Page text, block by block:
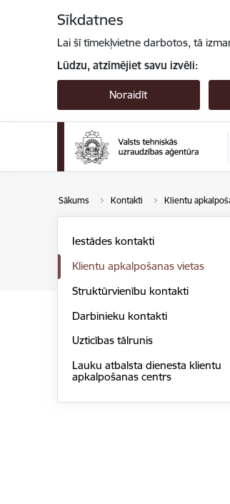
Sīkdatnes
Lai šī tīmekļvietne darbotos, tā
Lūdzu, atzīmējiet savu izvēli:
Noraidīt
Sākums Kontakti Klientu
Iestādes kontakti
Klientu apkalpošanas vietas
Struktūrvienību kontakti
Darbinieku kontakti
Uzticības tālrunis
Lauku atbalsta dienesta klientu
apkalpošanas centrs